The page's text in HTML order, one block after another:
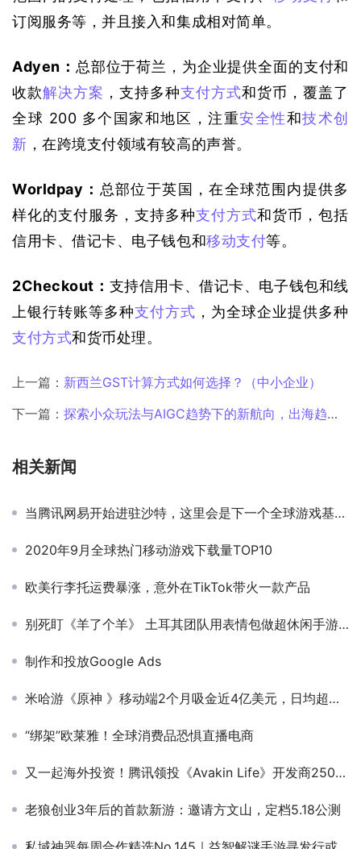
订阅服务等，并且接入和集成相对简单。
Adyen： 总部位于荷兰，为企业提供全面的支付和
收款解决方案 ，支持多种支付方式和货币，覆盖了
全球 200 多个国家和地区，注重安全性和技术创
新 ，在跨境支付领域有较高的声誉。
Worldpay： 总部位于英国，在全球范围内提供多
样化的支付服务，支持多种支付方式和货币，包括
信用卡、借记卡、电子钱包和移动支付等。
2Checkout： 支持信用卡、借记卡、电子钱包和线
上银行转账等多种支付方式 ，为全球企业提供多种
支付方式和货币处理。
上一篇： 新西兰GST计算方式如何选择？（中小企业）
下一篇： 探索小众玩法与AIGC趋势下的新航向，出海趋势观察系列活动再出发！（文内附报告领取方式）
相关新闻
当腾讯网易开始进驻沙特，这里会是下一个全球游戏基地吗？
2020年9月全球热门移动游戏下载量TOP10
欧美行李托运费暴涨，意外在TikTok带火一款产品
别死盯《羊了个羊》 土耳其团队用表情包做超休闲手游火爆了欧美
制作和投放Google Ads
米哈游《原神 》移动端2个月吸金近4亿美元，日均超过600万美元
“绑架”欧莱雅！全球消费品恐惧直播电商
又一起海外投资！腾讯领投《Avakin Life》开发商2500万美元融资
老狼创业3年后的首款新游：邀请方文山，定档5.18公测